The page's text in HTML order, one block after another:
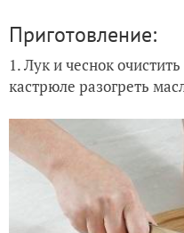
Приготовление:
1. Лук и чеснок
кастрюле разогреть